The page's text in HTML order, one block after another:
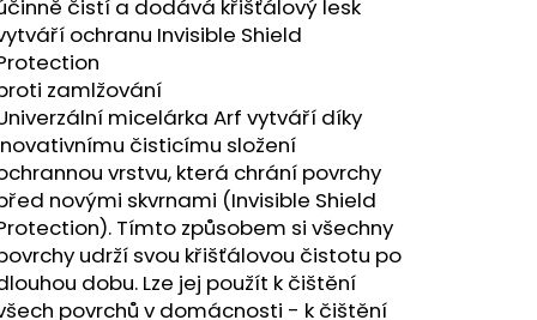
čistí a dodává křišťálový lesk
ochranu Invisible Shield
zamlžování
micelárka Arf vytváří díky
čisticímu složení
vrstvu, která chrání povrchy
novými skvrnami (Invisible Shield
Tímto způsobem si všechny
udrží svou křišťálovou čistotu po
dobu. Lze jej použít k čištění
povrchů v domácnosti - k čištění
CLASSIC